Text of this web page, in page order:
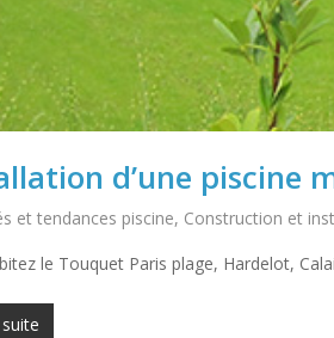
d’une piscine
et tendances piscine, Construction et
le Touquet Paris plage, Hardelot,